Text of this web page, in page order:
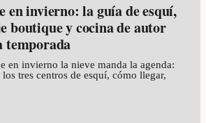
en invierno: la guía de esquí,
boutique y cocina de autor
temporada
en invierno la nieve manda la agenda:
los tres centros de esquí, cómo llegar,